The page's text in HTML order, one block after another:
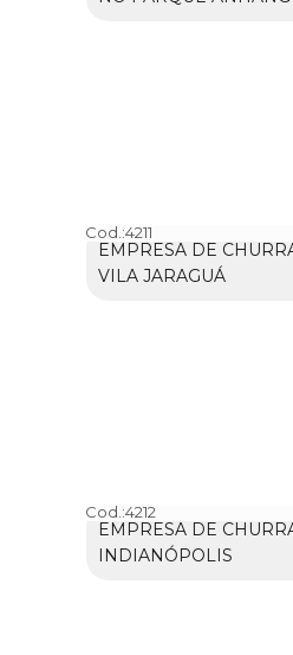
Cod.:4211
EMPRESA DE
VILA JARAGUÁ
Cod.:4212
EMPRESA DE
INDIANÓPOLIS